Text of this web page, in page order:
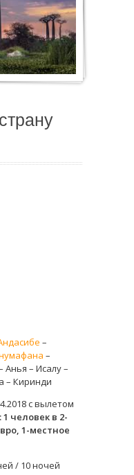
–
–
– Исалу –
– Киринди
с вылетом
человек в 2-
1-местное
/ 10 ночей